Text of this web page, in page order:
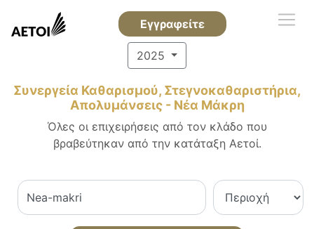
Εγγραφείτε
2025
Συνεργεία Καθαρισμού, Στεγνοκαθαριστήρια,
Απολυμάνσεις - Νέα Μάκρη
Όλες οι επιχειρήσεις από τον κλάδο που
βραβεύτηκαν από την κατάταξη Αετοί.